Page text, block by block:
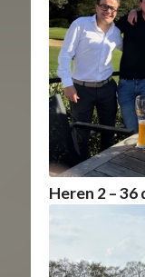
Heren 2 –